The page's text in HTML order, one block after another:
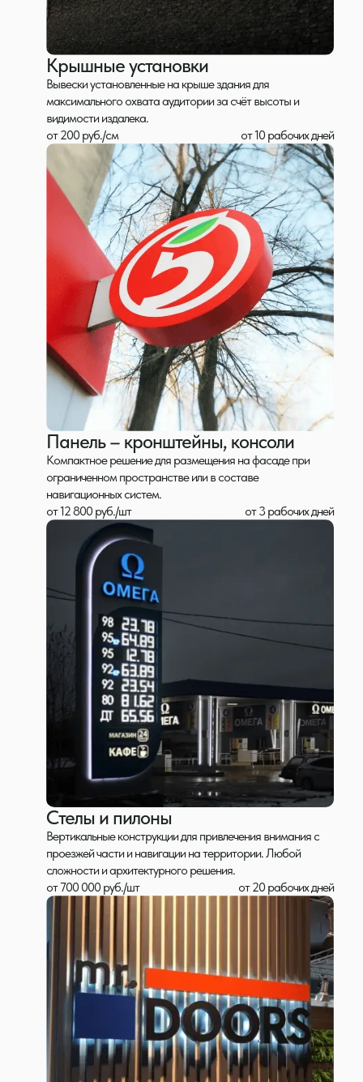
Крышные установки
Вывески установленные на крыше здания для
максимального охвата аудитории за счёт высоты и
видимости издалека.
от 200 руб./см
от 10 рабочих дней
Панель – кронштейны, консоли
Компактное решение для размещения на фасаде при
ограниченном пространстве или в составе
навигационных систем.
от 12 800 руб./шт
от 3 рабочих дней
Стелы и пилоны
Вертикальные конструкции для привлечения внимания с
проезжей части и навигации на территории. Любой
сложности и архитектурного решения.
от 700 000 руб./шт
от 20 рабочих дней